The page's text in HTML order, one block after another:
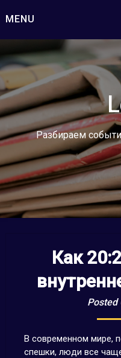
toMENU
Разбираем
Как
Posted
В современном мире,
спешки, люди все